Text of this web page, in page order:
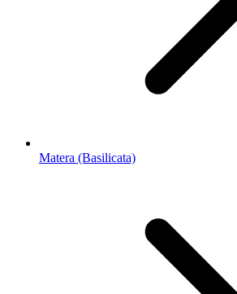
Matera (Basilicata)